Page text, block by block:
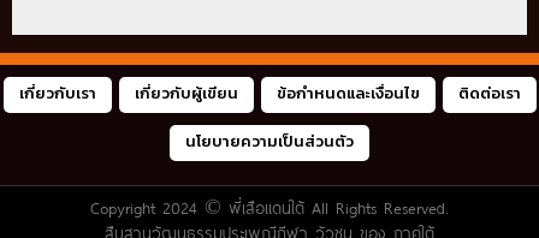
เกี่ยวกับเรา เกี่ยวกับผู้เขียน ข้อกำหนดและเงื่อนไข ติดต่อเรา
นโยบายความเป็นส่วนตัว
Copyright 2024 © พี่เสือแดนใต้ All Rights Reserved.
สืบสานวัฒนธรรมประเพณีกีฬา วัวชน ของ ภาคใต้